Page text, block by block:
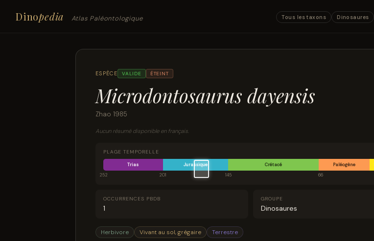
Dinopedia Atlas Paléontologique Tous les taxons Dinosaures
ESPÈCE VALIDE ÉTEINT
Microdontosaurus dayensis
Zhao 1985
Aucun résumé disponible en français.
PLAGE TEMPORELLE
Trias Jurassique Crétacé Paléogène
252
201 145 66
OCCURRENCES PBDB
1
GROUPE
Dinosaures
Herbivore Vivant au sol, grégaire Terrestre